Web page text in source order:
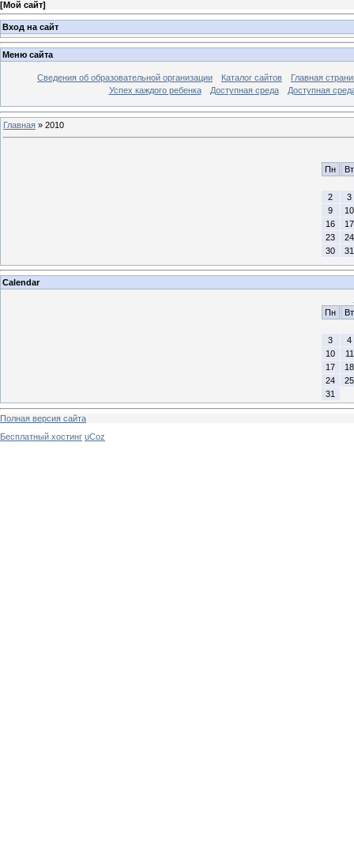
[Мой сайт]
Вход на сайт
Меню сайта
Сведения об образовательной организации Каталог сайтов
Главная
Успех каждого ребенка
Доступная среда Доступная
Главная » 2010
Пн Вт
2
3
9
10
16
17
23
24
30
31
Calendar
Пн
Вт
3
4
10
11
17
18
24
25
31
Полная версия сайта
Бесплатный хостинг uCoz